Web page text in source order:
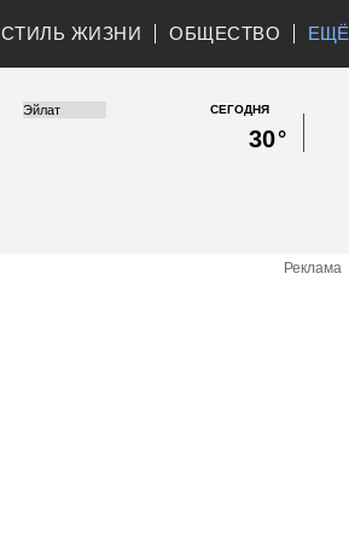
СТИЛЬ ЖИЗНИ ОБЩЕСТВО ЕЩЁ
СЕГОДНЯ
30°
Реклама